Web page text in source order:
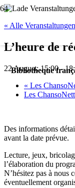
Bibliotheque
« Alle Veranstaltungen
L’heure de
22 August; 15:00-
« Les
Les
Des informations
avant la date prévue.
Lecture, jeux,
l’élaboration du
N’hésitez pas à nous
éventuellement